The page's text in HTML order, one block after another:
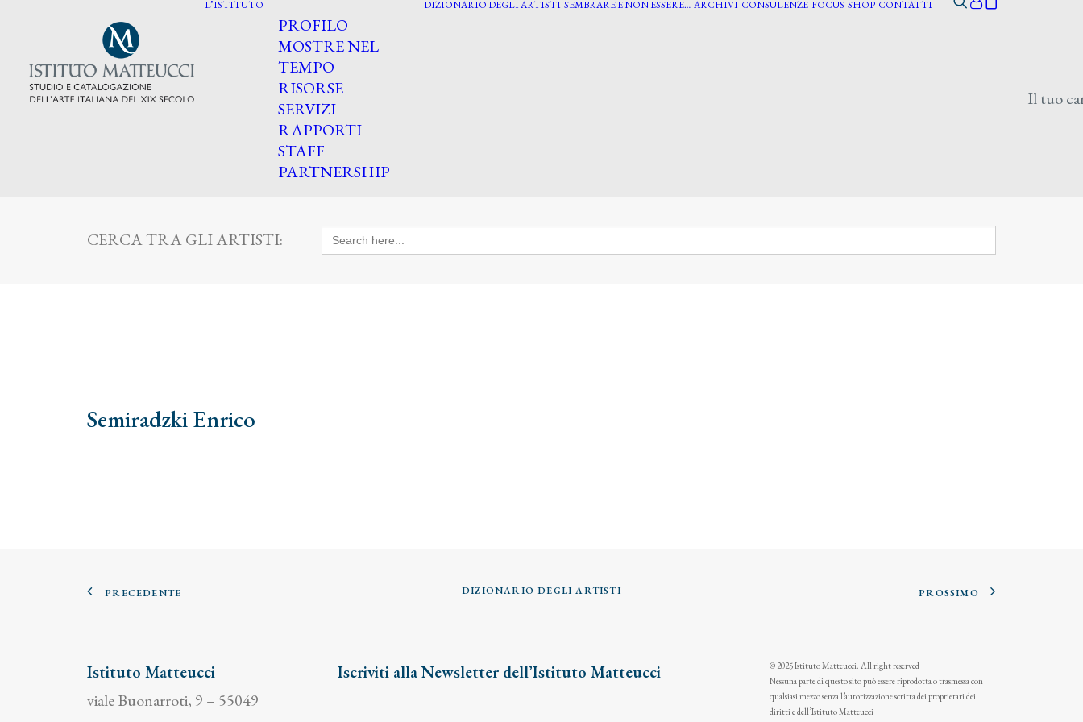
L’ISTITUTO
PROFILO
MOSTRE NEL
TEMPO
RISORSE
SERVIZI
RAPPORTI
STAFF
PARTNERSHIP
DIZIONARIO DEGLI ARTISTI SEMBRARE E NON ESSERE… ARCHIVI CONSULENZE FOCUS SHOP CONTATTI
Il tuo
CERCA TRA GLI ARTISTI: Search
for:
Semiradzki Enrico
PRECEDENTE DIZIONARIO DEGLI ARTISTI PROSSIMO
Istituto Matteucci
viale Buonarroti, 9 – 55049
Iscriviti alla Newsletter dell’Istituto Matteucci
© 2025 Istituto Matteucci. All right reserved
Nessuna parte di questo sito può essere riprodotta o trasmessa con
qualsiasi mezzo senza l’autorizzazione scritta dei proprietari dei
diritti e dell’Istituto Matteucci